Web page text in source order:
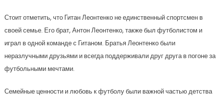
Стоит отметить, что Гитан Леонтенко не единственный спортсмен в
своей семье. Его брат, Антон Леонтенко, также был футболистом и
играл в одной команде с Гитаном. Братья Леонтенко были
неразлучными друзьями и всегда поддерживали друг друга в погоне за
футбольными мечтами.
Семейные ценности и любовь к футболу были важной частью детства